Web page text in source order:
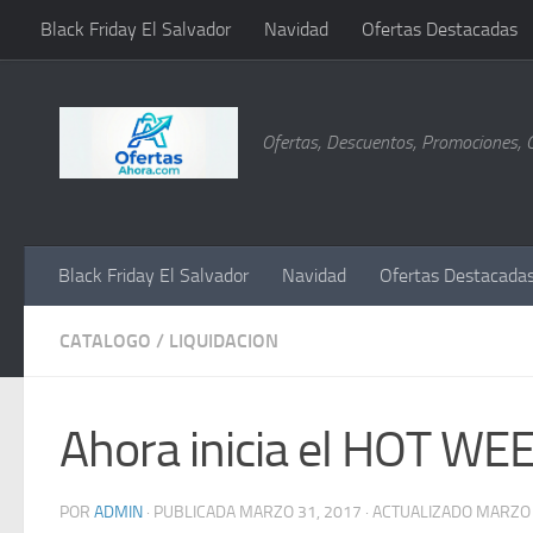
Saltar al contenido
Black Friday El Salvador Navidad Ofertas Destacadas
Ofertas, Descuentos, Promociones,
Black Friday El Salvador Navidad Ofertas
CATALOGO / LIQUIDACION
Ahora inicia el HOT
POR ADMIN · PUBLICADA MARZO 31, 2017 · ACTUALIZADO